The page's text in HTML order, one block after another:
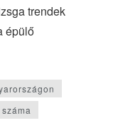
trendek
épülő